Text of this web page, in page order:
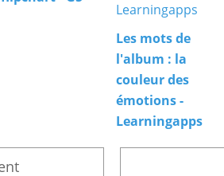
Les mots de
l'album : la
couleur des
émotions -
Learningapps